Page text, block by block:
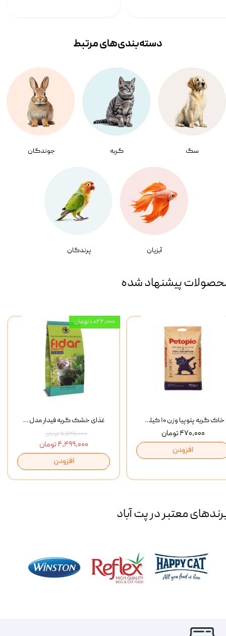
سگ گربه جوندگان
آبزیان پرندگان
دسته‌بندی‌‌های مرتبط
پیشنهاد شده
غذای خشک گربه فیدار مدل Adult وزن 10 کیلوگرم
۵,۵۲۵,۰۰۰ تومان
۴,۴۹۹,۰۰۰ تومان
افزودن
۱,۰۲۶,۰۰۰ تومان
خاک گربه پتوپیا وزن ۱۰ کیلوگرم
۴۷۰,۰۰۰ تومان
افزودن
معتبر در پت آباد